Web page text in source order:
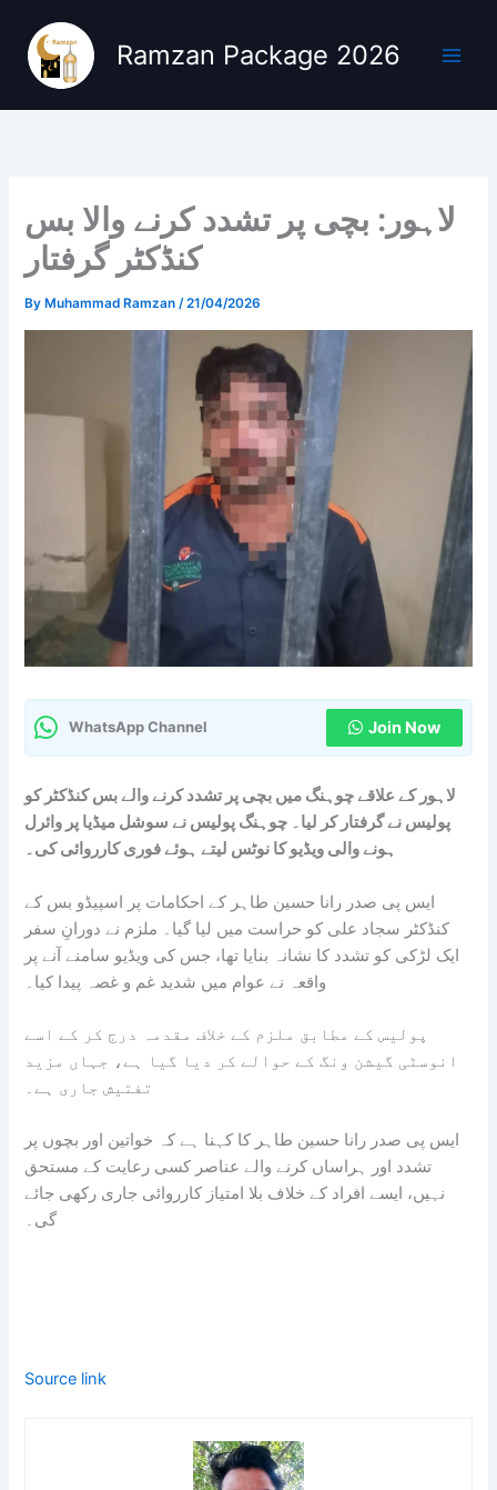
content
Ramzan Package 2026
لاہور: بچی پر تشدد کرنے والا بس
کنڈکٹر گرفتار
By Muhammad Ramzan/21/04/2026
WhatsApp Channel Join Now
لاہور کے علاقے چوہنگ میں بچی پر تشدد کرنے والے بس کنڈکٹر کو
پولیس نے گرفتار کر لیا۔ چوہنگ پولیس نے سوشل میڈیا پر وائرل
ہونے والی ویڈیو کا نوٹس لیتے ہوئے فوری کارروائی کی۔
ایس پی صدر رانا حسین طاہر کے احکامات پر اسپیڈو بس کے
کنڈکٹر سجاد علی کو حراست میں لیا گیا۔ ملزم نے دورانِ سفر
ایک لڑکی کو تشدد کا نشانہ بنایا تھا، جس کی ویڈیو سامنے آنے پر
واقعہ نے عوام میں شدید غم و غصہ پیدا کیا۔
پولیس کے مطابق ملزم کے خلاف مقدمہ درج کر کے اسے
انوسٹی گیشن ونگ کے حوالے کر دیا گیا ہے، جہاں مزید
تفتیش جاری ہے۔
ایس پی صدر رانا حسین طاہر کا کہنا ہے کہ خواتین اور بچوں پر
تشدد اور ہراساں کرنے والے عناصر کسی رعایت کے مستحق
نہیں، ایسے افراد کے خلاف بلا امتیاز کارروائی جاری رکھی جائے
گی۔
Source link